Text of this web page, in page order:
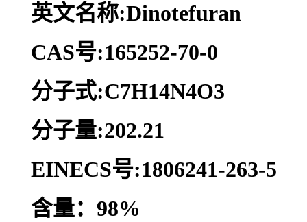
英文名称:Dinotefuran
CAS号:165252-70-0
分子式:C7H14N4O3
分子量:202.21
EINECS号:1806241-263-5
含量：98%